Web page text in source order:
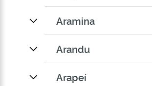
Aramina
Arandu
Arapeí